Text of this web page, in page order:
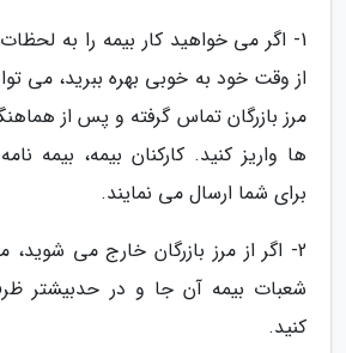
1- اگر می خواهید کار بیمه را به
از وقت خود به خوبی بهره ببرید، می
مرز بازرگان تماس گرفته و پس از
ها واریز کنید. کارکنان بیمه، بیمه
برای شما ارسال می نمایند.
2- اگر از مرز بازرگان خارج می شوید،
شعبات بیمه آن جا و در حدبیشتر
کنید.